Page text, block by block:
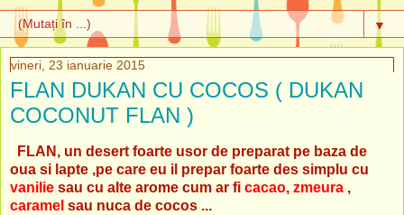
▼
vineri, 23 ianuarie 2015
FLAN DUKAN CU COCOS ( DUKAN
COCONUT FLAN )
FLAN, un desert foarte usor de preparat pe baza de
oua si lapte ,pe care eu il prepar foarte des simplu cu
vanilie sau cu alte arome cum ar fi cacao, zmeura ,
caramel sau nuca de cocos ...